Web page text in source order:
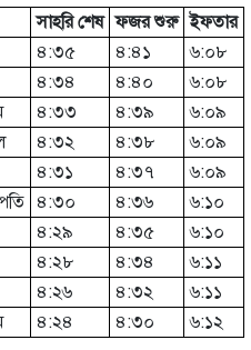
সাহরি শেষ ফজর শুরু ইফতার
৪:৩৫ ৪:৪১
৬:০৮
৪:৩৪ ৪:৪০
৬:০৮
৪:৩৩ ৪:৩৯
৬:০৯
৪:৩২ ৪:৩৮
৬:০৯
৪:৩১ ৪:৩৭
৬:০৯
৪:৩০ ৪:৩৬
৬:১০
৪:২৯ ৪:৩৫
৬:১০
৪:২৮ ৪:৩৪
৬:১১
৪:২৬ ৪:৩২
৬:১১
৪:২৪ ৪:৩০ ৬:১২